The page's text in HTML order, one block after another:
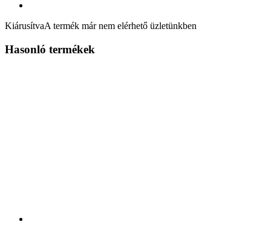
KiárusítvaA termék már nem elérhető üzletünkben
Hasonló termékek